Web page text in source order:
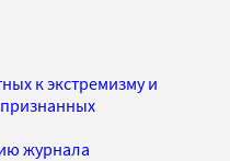
к экстремизму и
журнала